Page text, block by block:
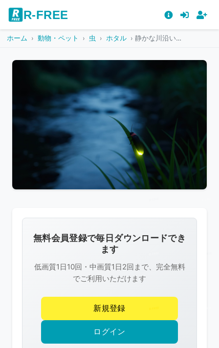
R-FREE
ホーム 動物・ペット 虫 ホタル 静かな川沿いの草にとまる光る蛍
像
は
R-
FREE
作
権
無料会員登録で毎日ダウンロードでき
ます
低画質1日10回・中画質1日2回まで、完全無料
でご利用いただけます
新規登録
ログイン